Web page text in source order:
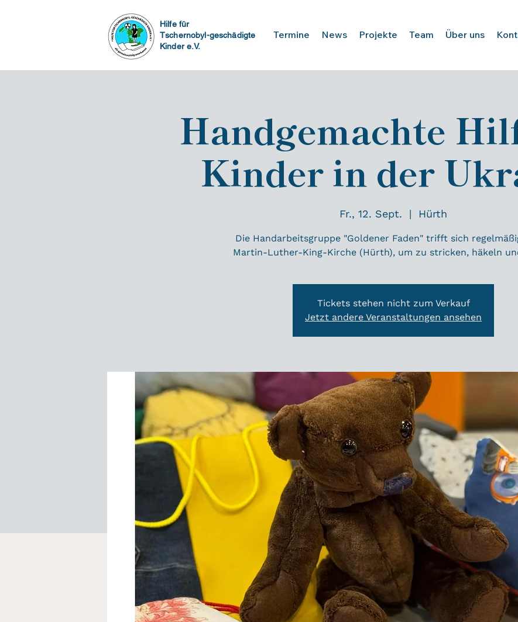
Hilfe für
Tschernobyl-geschädigte
Kinder e.V.
Termine News Projekte Team Über uns
Handgemachte
Kinder in der
Fr., 12. Sept.
  |
Hürth
Die Handarbeitsgruppe "Goldener Faden" trifft sich
Martin-Luther-King-Kirche (Hürth), um zu stricken, häkeln
Tickets stehen nicht zum Verkauf
Jetzt andere Veranstaltungen ansehen